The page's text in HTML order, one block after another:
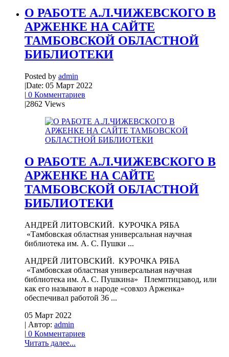
О РАБОТЕ А.Л.ЧИЖЕВСКОГО В
АРЖЕНКЕ НА САЙТЕ
ТАМБОВСКОЙ ОБЛАСТНОЙ
БИБЛИОТЕКИ
Posted by admin
|Date: 05 Март 2022
| 0 Комментариев
|2862 Views
О РАБОТЕ А.Л.ЧИЖЕВСКОГО В
АРЖЕНКЕ НА САЙТЕ
ТАМБОВСКОЙ ОБЛАСТНОЙ
БИБЛИОТЕКИ
АНДРЕЙ ЛИТОВСКИЙ. КУРОЧКА РЯБА
«Тамбовская областная универсальная научная
библиотека им. А. С. Пушки ...
АНДРЕЙ ЛИТОВСКИЙ. КУРОЧКА РЯБА
«Тамбовская областная универсальная научная
библиотека им. А. С. Пушкина» Племптицзавод, или
как его называют в народе «совхоз Арженка»
обеспечивал работой 36 ...
05 Март 2022
| Автор: admin
| 0 Комментариев
Читать далее...